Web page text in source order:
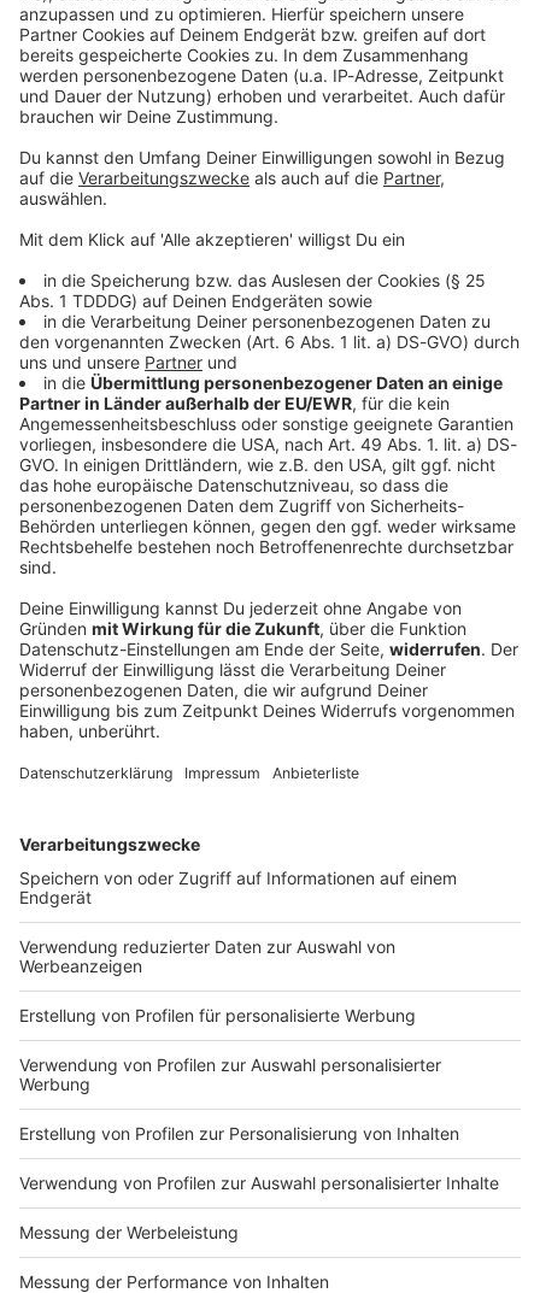
Kontaktformular
Sprachnachricht
DAS KÖNNTE DICH AUCH INTERESSIEREN
Welt
Einbruch auf Kardashian-Anwesen:
Verdächtiger festgenommen
Polizeieinsatz auf einem Grundstück von Kim
Gegenstände in ein Fahrzeug geladen haben.
Gefahr.
DEINE GEMERKTEN ARTIKEL
Du hast dir noch keine Artikel gemerkt
Impressum Newsletter